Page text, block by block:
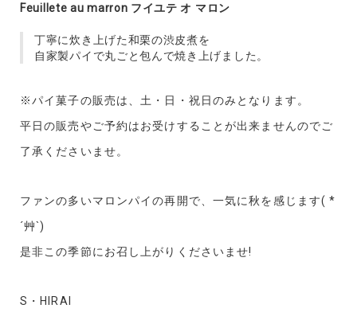
Feuillete au marron フイユテ オ マロン
丁寧に炊き上げた和栗の渋皮煮を
自家製パイで丸ごと包んで焼き上げました。
※パイ菓子の販売は、土・日・祝日のみとなります。
平日の販売やご予約はお受けすることが出来ませんのでご
了承くださいませ。
ファンの多いマロンパイの再開で、一気に秋を感じます( *
´艸`)
是非この季節にお召し上がりくださいませ!
S・HIRAI